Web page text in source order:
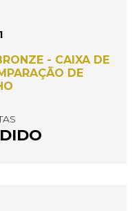
- CAIXA DE
DE